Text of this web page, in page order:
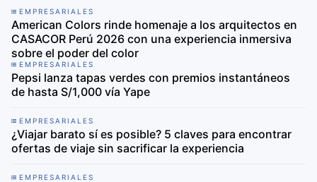
EMPRESARIALES
American Colors rinde homenaje a los arquitectos en
CASACOR Perú 2026 con una experiencia inmersiva
sobre el poder del color
EMPRESARIALES
Pepsi lanza tapas verdes con premios instantáneos
de hasta S/1,000 vía Yape
EMPRESARIALES
¿Viajar barato sí es posible? 5 claves para encontrar
ofertas de viaje sin sacrificar la experiencia
EMPRESARIALES